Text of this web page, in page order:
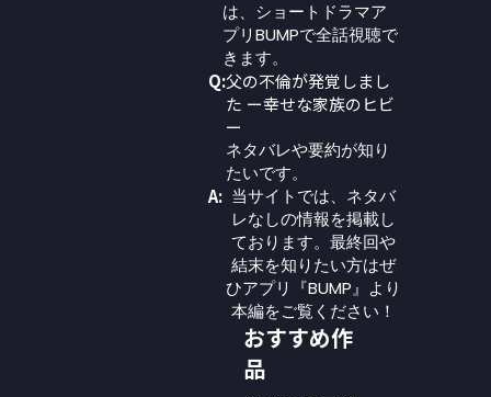
は、ショートドラマア
プリBUMPで全話視聴で
きます。
Q:父の不倫が発覚しまし
た ー幸せな家族のヒビ
ー
ネタバレや要約が知り
たいです。
A: 当サイトでは、ネタバ
レなしの情報を掲載し
ております。最終回や
結末を知りたい方はぜ
ひアプリ『BUMP』より
本編をご覧ください！
おすすめ作
品